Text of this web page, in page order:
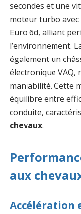
secondes et une
moteur turbo avec
Euro 6d, alliant
l’environnement.
également un
électronique VAQ,
maniabilité. Cette
équilibre entre
conduite,
chevaux.
aux
Accélération